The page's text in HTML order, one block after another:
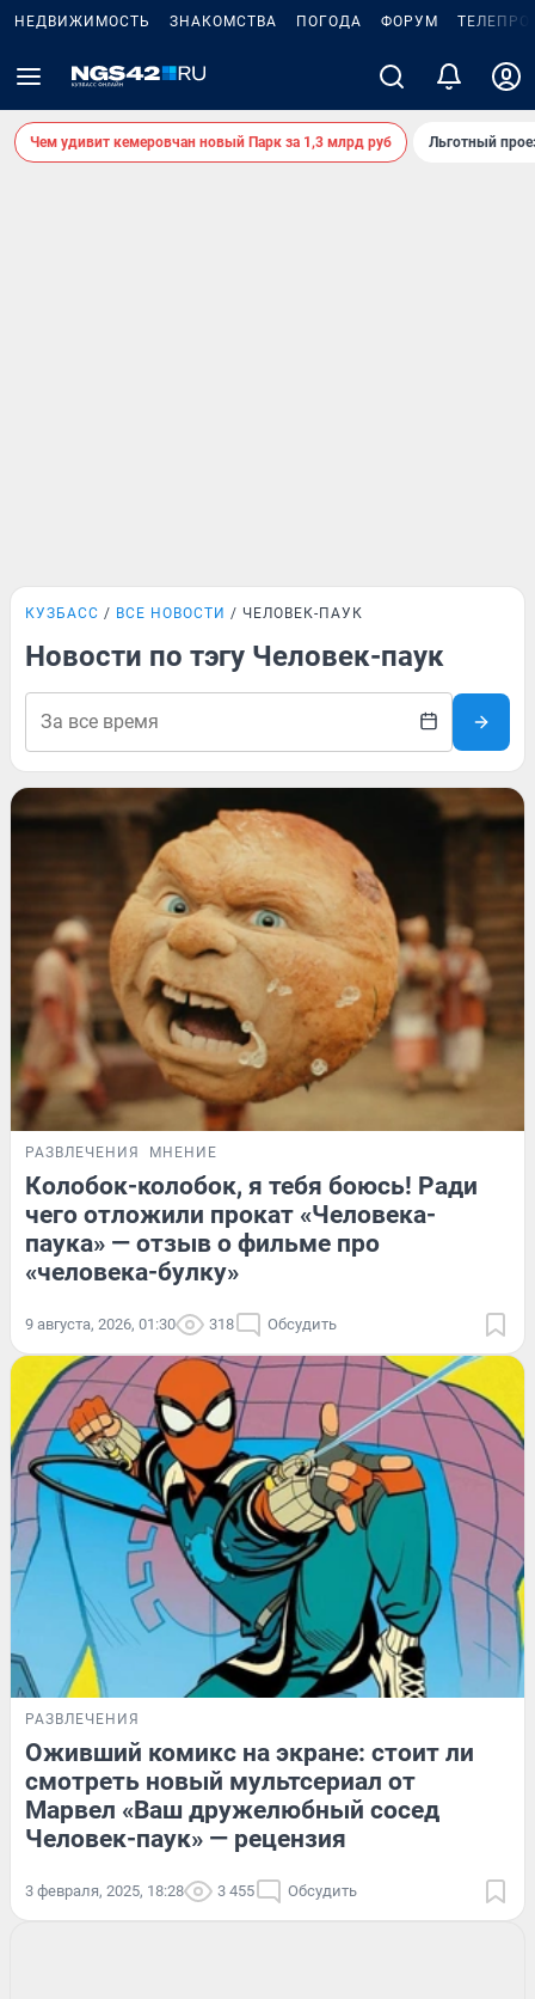
НЕДВИЖИМОСТЬ ЗНАКОМСТВА ПОГОДА ФОРУМ
Чем удивит кемеровчан новый Парк за 1,3 млрд руб Льготный
КУЗБАСС ВСЕ НОВОСТИ ЧЕЛОВЕК-ПАУК
Новости по тэгу Человек-паук
РАЗВЛЕЧЕНИЯ МНЕНИЕ
Колобок-колобок, я тебя боюсь! Ради
чего отложили прокат «Человека-
паука» — отзыв о фильме про
«человека-булку»
9 августа, 2026, 01:30 318 Обсудить
РАЗВЛЕЧЕНИЯ
Оживший комикс на экране: стоит ли
смотреть новый мультсериал от
Марвел «Ваш дружелюбный сосед
Человек-паук» — рецензия
3 февраля, 2025, 18:28 3 455 Обсудить